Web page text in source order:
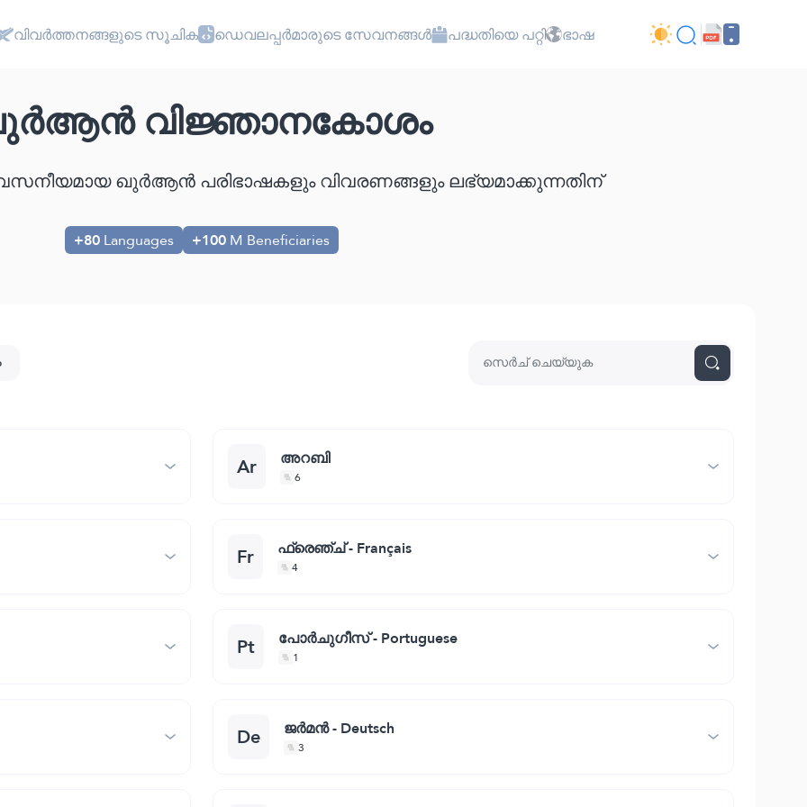
വിവർത്തനങ്ങളുടെ സൂചിക ഡെവലപ്പർമാരുടെ സേവനങ്ങൾ പദ്ധതിയെ പറ്റി ഭാഷ
വിജ്ഞാനകോശം
ഖുർആൻ പരിഭാഷകളും വിവരണങ്ങളും ലഭ്യമാക്കുന്നതിന്
+80Languages +100M Beneficiaries
Ar അറബി
6
Fr ഫ്രെഞ്ച്‌ - Français
4
Pt പോര്‍ചുഗീസ്‌ - Portuguese
1
De ജര്‍മന്‍ - Deutsch
3